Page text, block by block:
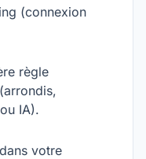
(connexion
règle
IA).
votre